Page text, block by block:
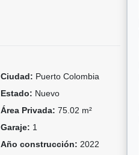
Ciudad: Puerto Colombia
Estado: Nuevo
Área Privada: 75.02 m²
Garaje: 1
Año construcción: 2022